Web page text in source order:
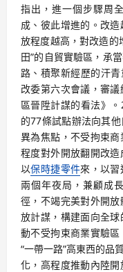
指出，進一個步驟周
成、彼此增進的。改
放程度越高，對改造的
田”的自貿實驗區，承
路、積聚新經歷的汗
改委第六次會議，審
區晉陞計謀的看法》
的77條試點辦法向其
異為焦點，不受拘束
程度對外開放翻開改
以保時捷零件來，以
兩個年夜局，兼顧成
徑，不竭完美對外開
放計謀，構建面向全
動不受拘束商業實驗
“一帶一路”高東西的品
化，高程度推動內陸